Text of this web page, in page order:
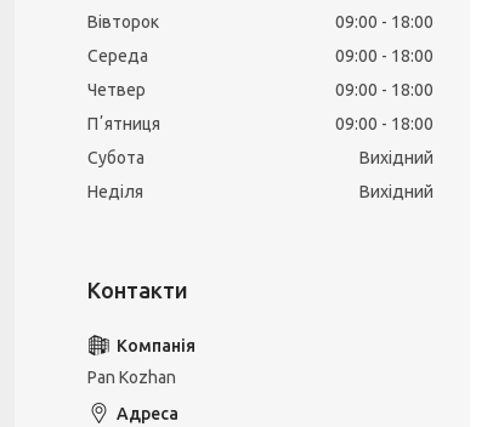
Вівторок
09:00
18:00
Середа
09:00
18:00
Четвер
09:00
18:00
Пʼятниця
09:00
18:00
Субота
Вихідний
Неділя
Вихідний
Pan Kozhan